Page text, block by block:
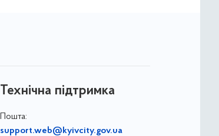
Технічна підтримка
Пошта:
support.web@kyivcity.gov.ua